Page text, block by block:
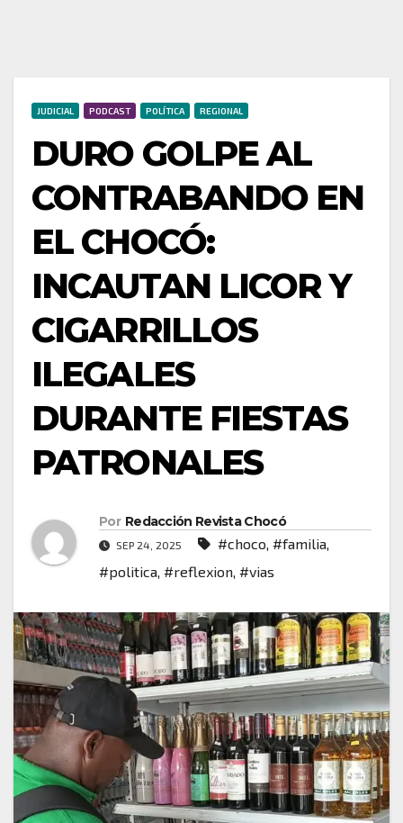
JUDICIAL PODCAST POLÍTICA REGIONAL
DURO GOLPE AL
CONTRABANDO EN
EL CHOCÓ:
INCAUTAN LICOR Y
CIGARRILLOS
ILEGALES
DURANTE FIESTAS
PATRONALES
Por Redacción Revista Chocó
SEP 24, 2025 #choco, #familia,
#politica, #reflexion, #vias